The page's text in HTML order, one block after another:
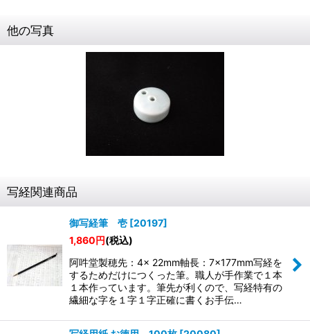
他の写真
写経関連商品
御写経筆 壱 [20197]
1,860円(税込)
阿吽堂製穂先：4× 22mm軸長：7×177mm写経を
するためだけにつくった筆。職人が手作業で１本
１本作っています。筆先が利くので、写経特有の
繊細な字を１字１字正確に書くお手伝…